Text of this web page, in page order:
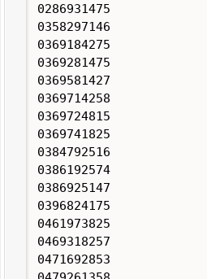
0286931475
0358297146
0369184275
0369281475
0369581427
0369714258
0369724815
0369741825
0384792516
0386192574
0386925147
0396824175
0461973825
0469318257
0471692853